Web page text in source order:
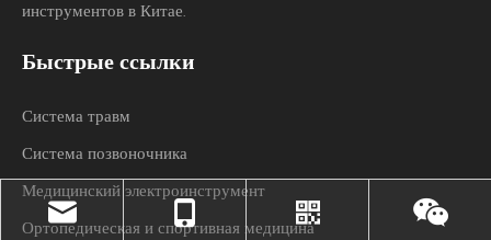
инструментов в Китае.
Быстрые ссылки
Система травм
Система позвоночника
Медицинский электроинструмент
Ортопедическая и спортивная медицина